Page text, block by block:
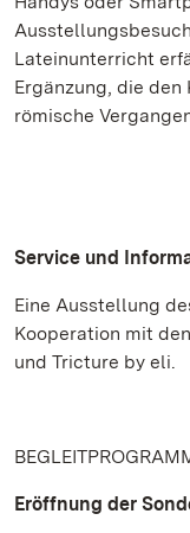
Lateinunterricht
Ergänzung, die
römische
Service und
Eine Ausstellung
Kooperation mit
und Tricture by eli.
Eröffnung der